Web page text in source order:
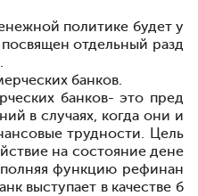
политике будет у
отдельный разд
банков.
банков- это пред
в случаях, когда они и
трудности. Цель
на состояние дене
функцию рефинан
выступает в качестве б